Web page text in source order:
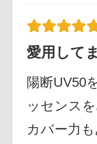
愛用して
陽断UV50
ッセンス
カバー力